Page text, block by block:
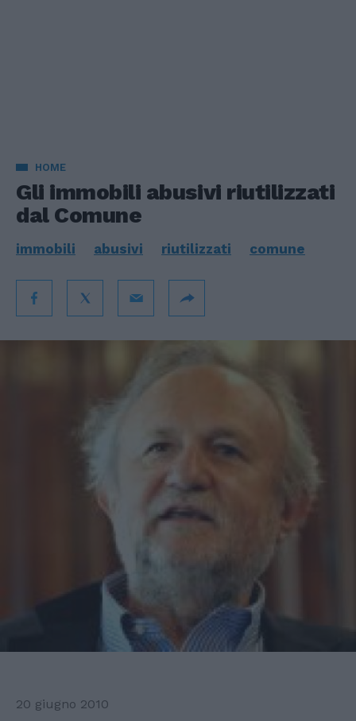
HOME
Gli immobili abusivi riutilizzati
dal Comune
immobili abusivi riutilizzati comune
20 giugno 2010